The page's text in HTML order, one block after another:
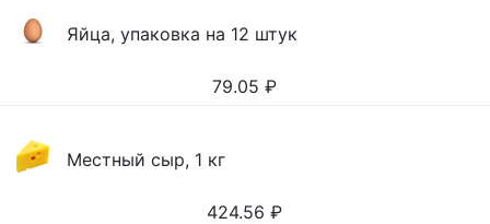
Яйца, упаковка на 12 штук
79.05 ₽
Местный сыр, 1 кг
424.56 ₽